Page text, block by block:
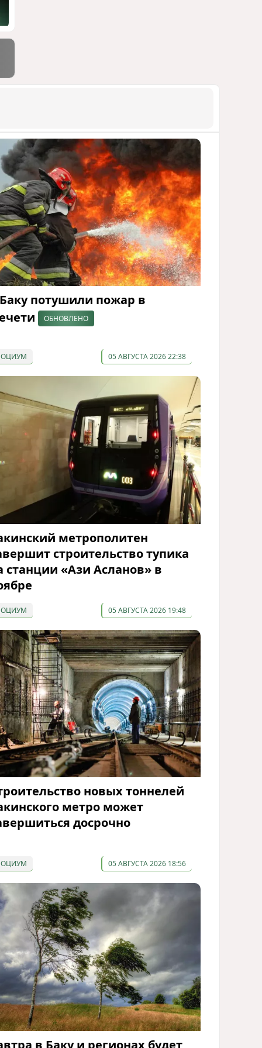
потушили пожар в
ОБНОВЛЕНО
05 АВГУСТА 2026 22:38
метрополитен
строительство тупика
станции «Ази Асланов» в
05 АВГУСТА 2026 19:48
новых тоннелей
метро может
досрочно
05 АВГУСТА 2026 18:56
в Баку и регионах будет